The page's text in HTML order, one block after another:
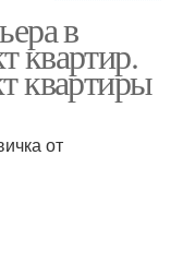
квартира
в
квартир.
квартиры
от